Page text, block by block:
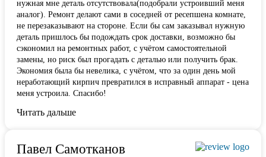
нужная мне деталь отсутствовала(подобрали устроивший меня
аналог). Ремонт делают сами в соседней от ресепшена комнате,
не перезаказывают на стороне. Если бы сам заказывал нужную
деталь пришлось бы подождать срок доставки, возможно бы
сэкономил на ремонтных работ, с учётом самостоятельной
замены, но риск был прогадать с деталью или получить брак.
Экономия была бы невелика, с учётом, что за один день мой
неработающий кирпич превратился в исправный аппарат - цена
меня устроила. Спасибо!
Читать дальше
Павел Самотканов